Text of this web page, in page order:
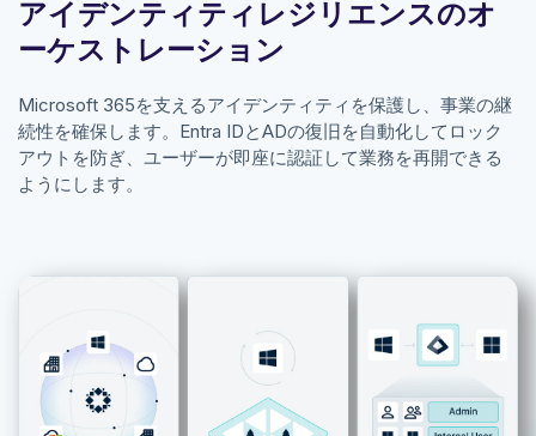
アイデンティティレジリエンスのオ
ーケストレーション
Microsoft 365を支えるアイデンティティを保護し、事業の継
続性を確保します。Entra IDとADの復旧を自動化してロック
アウトを防ぎ、ユーザーが即座に認証して業務を再開できる
ようにします。